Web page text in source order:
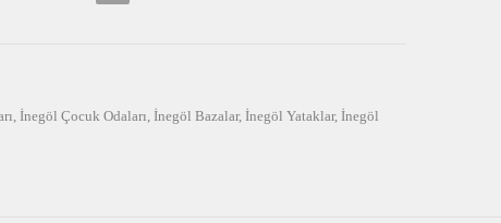
İnegöl Çocuk Odaları İnegöl Bazalar, İnegöl Yataklar, İnegöl